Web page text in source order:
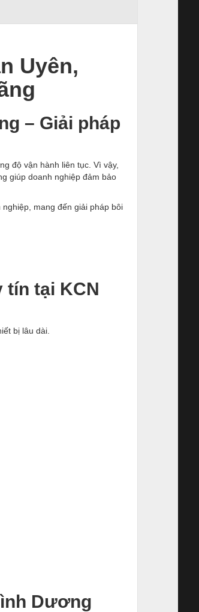
Uyên,
– Giải pháp
độ vận hành liên tục. Vì vậy,
giúp doanh nghiệp đảm bảo
mang đến giải pháp bôi
tại KCN
bị lâu dài.
Dương